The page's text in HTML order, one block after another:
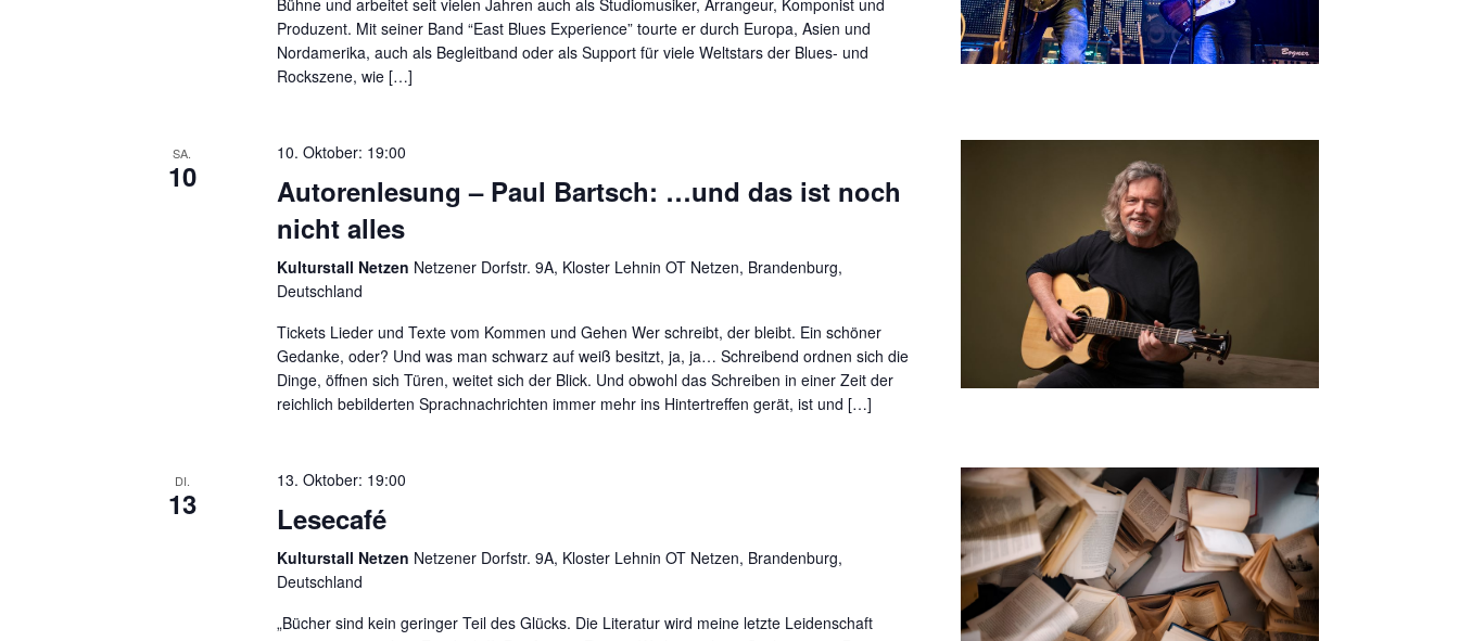
Bühne und arbeitet seit vielen Jahren auch als Studiomusiker, Arrangeur, Komponist und
Produzent. Mit seiner Band “East Blues Experience” tourte er durch Europa, Asien und
Nordamerika, auch als Begleitband oder als Support für viele Weltstars der Blues- und
Rockszene, wie […]
SA.
10
10. Oktober: 19:00
Autorenlesung – Paul Bartsch: …und das ist noch
nicht alles
Kulturstall Netzen Netzener Dorfstr. 9A, Kloster Lehnin OT Netzen, Brandenburg,
Deutschland
Tickets Lieder und Texte vom Kommen und Gehen Wer schreibt, der bleibt. Ein schöner
Gedanke, oder? Und was man schwarz auf weiß besitzt, ja, ja… Schreibend ordnen sich die
Dinge, öffnen sich Türen, weitet sich der Blick. Und obwohl das Schreiben in einer Zeit der
reichlich bebilderten Sprachnachrichten immer mehr ins Hintertreffen gerät, ist und […]
DI.
13
13. Oktober: 19:00
Lesecafé
Kulturstall Netzen Netzener Dorfstr. 9A, Kloster Lehnin OT Netzen, Brandenburg,
Deutschland
„Bücher sind kein geringer Teil des Glücks. Die Literatur wird meine letzte Leidenschaft